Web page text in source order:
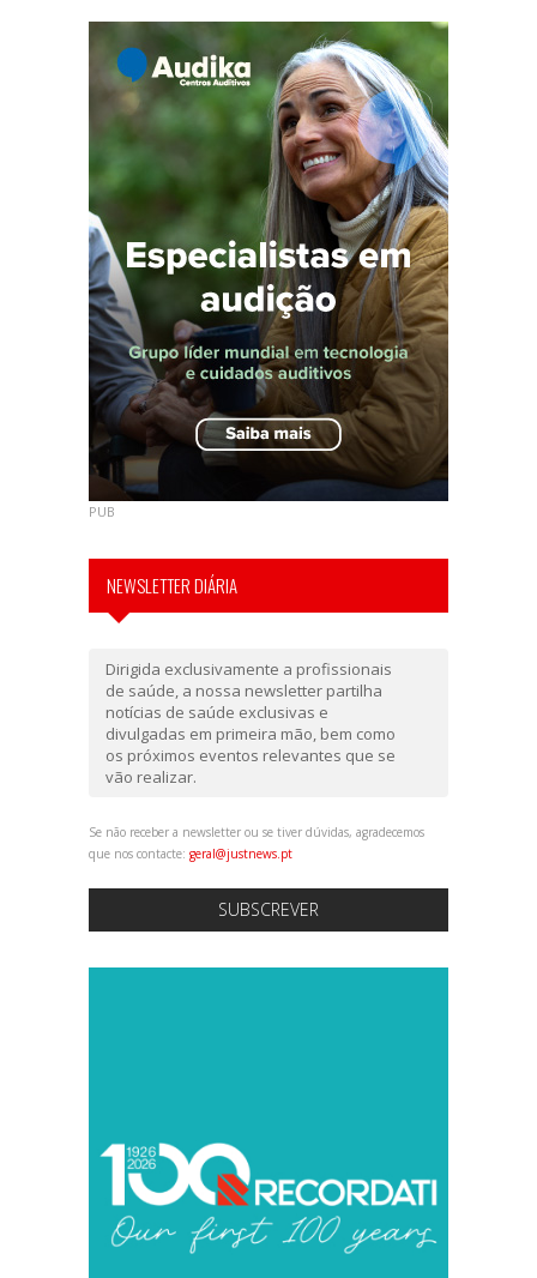
PUB
NEWSLETTER DIÁRIA
Dirigida exclusivamente a profissionais
de saúde, a nossa newsletter partilha
notícias de saúde exclusivas e
divulgadas em primeira mão, bem como
os próximos eventos relevantes que se
vão realizar.
Se não receber a newsletter ou se tiver dúvidas, agradecemos
que nos contacte: geral@justnews.pt
SUBSCREVER